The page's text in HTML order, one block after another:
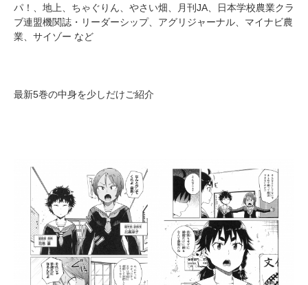
パ！、地上、ちゃぐりん、やさい畑、月刊JA、日本学校農業クラ
ブ連盟機関誌・リーダーシップ、アグリジャーナル、マイナビ農
業、サイゾー など
最新5巻の中身を少しだけご紹介